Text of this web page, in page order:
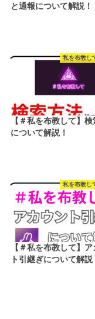
と通報について解説！
私を布教し
【＃私を布教して】
について解説！
私を布教し
【＃私を布教して】
ト引継ぎについて解説